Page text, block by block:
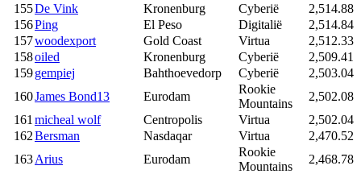
155De Vink Kronenburg Cyberië
2,514.88
156Ping El Peso Digitalië
2,514.84
157woodexport Gold Coast Virtua
2,512.33
158oiled Kronenburg Cyberië
2,509.41
159gempiej Bahthoevedorp Cyberië
2,503.04
160James Bond13 Eurodam
Rookie
Mountains
2,502.08
161 micheal wolf Centropolis Virtua
2,502.04
162Bersman Nasdaqar Virtua
2,470.52
163Arius Eurodam
Rookie
Mountains
2,468.78